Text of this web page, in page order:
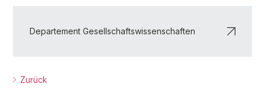
Departement Gesellschaftswissenschaften
Zurück